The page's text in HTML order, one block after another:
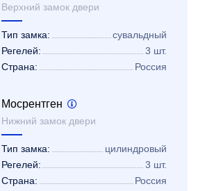
Верхний замок двери
Тип замка:
сувальдный
Регелей:
3 шт.
Страна:
Россия
Мосрентген
Нижний замок двери
Тип замка:
цилиндровый
Регелей:
3 шт.
Страна:
Россия